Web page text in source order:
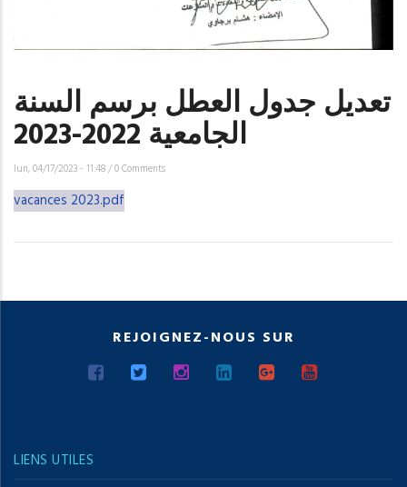
تعديل جدول العطل برسم السنة
الجامعية 2022-2023
lun, 04/17/2023 - 11:48/0 Comments
vacances 2023.pdf
REJOIGNEZ-NOUS SUR
LIENS UTILES